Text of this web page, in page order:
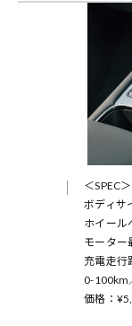
＜SPEC＞
ボディサ
ホイール
モーター
充電走行
0-100km
価格：